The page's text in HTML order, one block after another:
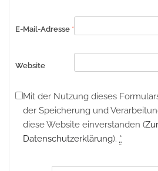
E-Mail-Adresse *
Website
Mit der Nutzung dieses
der Speicherung und
diese Website einverstanden (Zur
Datenschutzerklärung). *